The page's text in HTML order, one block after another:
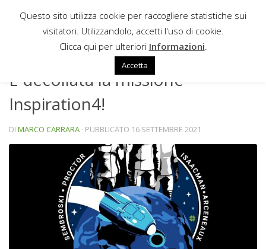
Sotto il contenuto
È decollata la missione
Inspiration4!
DI MARCO CARRARA · PUBBLICATO 16 SETTEMBRE 2021
Questo sito utilizza cookie per raccogliere statistiche sui
visitatori. Utilizzandolo, accetti l'uso di cookie.
Clicca qui per ulteriori Informazioni
Accetta